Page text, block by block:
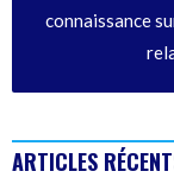
connaissance
ARTICLES